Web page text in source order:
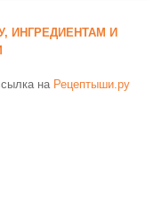
ИНГРЕДИЕНТАМ И
на Рецептыши.ру